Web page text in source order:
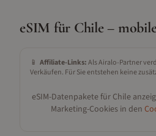
eSIM für Chile–
📱 Affiliate-Links:Als Airalo-Partner
Verkäufen. Für Sie entstehen keine
eSIM-Datenpakete für Chile
Marketing-Cookies in den